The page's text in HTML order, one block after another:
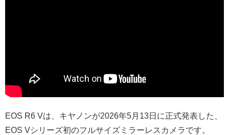
EOS R6 Vは、キヤノンが2026年5月13日に正式発表した、
EOS Vシリーズ初のフルサイズミラーレスカメラです。